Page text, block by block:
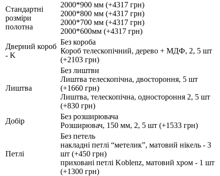
Стандартні
розміри
полотна
2000*900 мм (+4317 грн)
2000*800 мм (+4317 грн)
2000*700 мм (+4317 грн)
2000*600мм (+4317 грн)
Дверний короб
- K
Без короба
Короб телескопічний, дерево + МДФ, 2, 5 шт
(+2103 грн)
Лиштва
Без лиштви
Лиштва телескопічна, двостороння, 5 шт
(+1660 грн)
Лиштва, телескопічна, одностороння 2, 5 шт
(+830 грн)
Добір
Без розширювача
Розширювач, 150 мм, 2, 5 шт (+1533 грн)
Петлі
Без петель
накладні петлі “метелик”, матовий нікель - 3
шт (+450 грн)
приховані петлі Koblenz, матовий хром - 1 шт
(+1300 грн)